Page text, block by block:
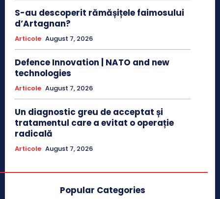
S-au descoperit rămășițele faimosului
d’Artagnan?
Articole August 7, 2026
Defence Innovation | NATO and new
technologies
Articole August 7, 2026
Un diagnostic greu de acceptat și
tratamentul care a evitat o operație
radicală
Articole August 7, 2026
Popular Categories